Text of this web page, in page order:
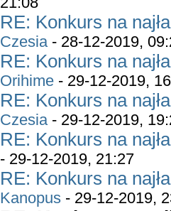
RE: Konkurs na
Czesia- 28-12-2019,
RE: Konkurs na
Orihime - 29-12-2019,
RE: Konkurs na
Czesia- 29-12-2019,
RE: Konkurs na
- 29-12-2019, 21:27
RE: Konkurs na
Kanopus - 29-12-2019,